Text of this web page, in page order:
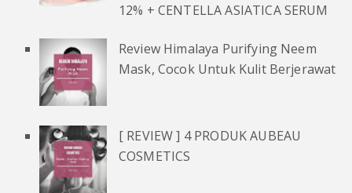
12% + CENTELLA ASIATICA SERUM
Review Himalaya Purifying Neem
Mask, Cocok Untuk Kulit Berjerawat
[ REVIEW ] 4 PRODUK AUBEAU
COSMETICS